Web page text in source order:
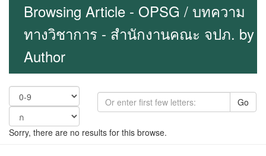
Browsing Article - OPSG / บทความ
ทางวิชาการ - สำนักงานคณะ จปภ. by
Author
Go
Sorry, there are no results for this browse.